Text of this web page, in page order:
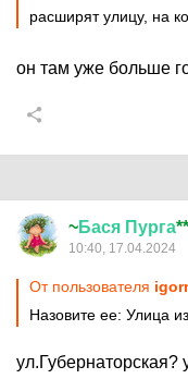
расширят улицу, на
он там уже больше
~Бася Пурга
10:40, 17.04.2024
От пользователя
Назовите ее: Улица